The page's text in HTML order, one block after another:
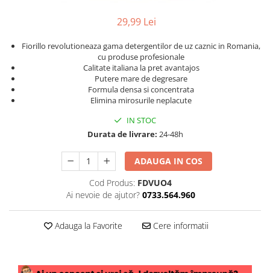
29,99 Lei
Fiorillo revolutioneaza gama detergentilor de uz caznic in Romania,
cu produse profesionale
Calitate italiana la pret avantajos
Putere mare de degresare
Formula densa si concentrata
Elimina mirosurile neplacute
IN STOC
Durata de livrare: 24-48h
ADAUGA IN COS
Cod Produs: FDVUO4
Ai nevoie de ajutor? 0733.564.960
Adauga la Favorite Cere informatii